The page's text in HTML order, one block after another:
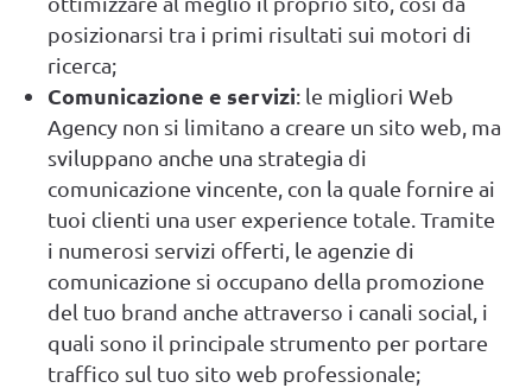
posizionarsi tra i primi risultati sui motori di
ricerca;
Comunicazione e servizi: le migliori Web
Agency non si limitano a creare un sito web, ma
sviluppano anche una strategia di
comunicazione vincente, con la quale fornire ai
tuoi clienti una user experience totale. Tramite
i numerosi servizi offerti, le agenzie di
comunicazione si occupano della promozione
del tuo brand anche attraverso i canali social, i
quali sono il principale strumento per portare
traffico sul tuo sito web professionale;